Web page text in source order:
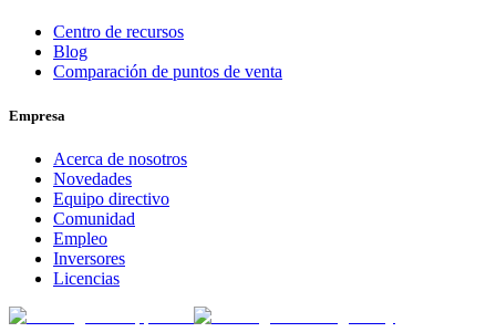
Centro de recursos
Blog
Comparación de puntos de venta
Empresa
Acerca de nosotros
Novedades
Equipo directivo
Comunidad
Empleo
Inversores
Licencias